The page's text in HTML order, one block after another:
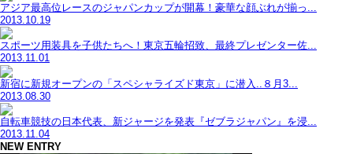
アジア最高位レースのジャパンカップが開幕！豪華な顔ぶれが揃っ...
2013.10.19
スポーツ用装具を子供たちへ！東京五輪招致、最終プレゼンター佐...
2013.11.01
新宿に新規オープンの「スペシャライズド東京」に潜入..８月3...
2013.08.30
自転車競技の日本代表、新ジャージを発表『ゼブラジャパン』を浸...
2013.11.04
NEW ENTRY